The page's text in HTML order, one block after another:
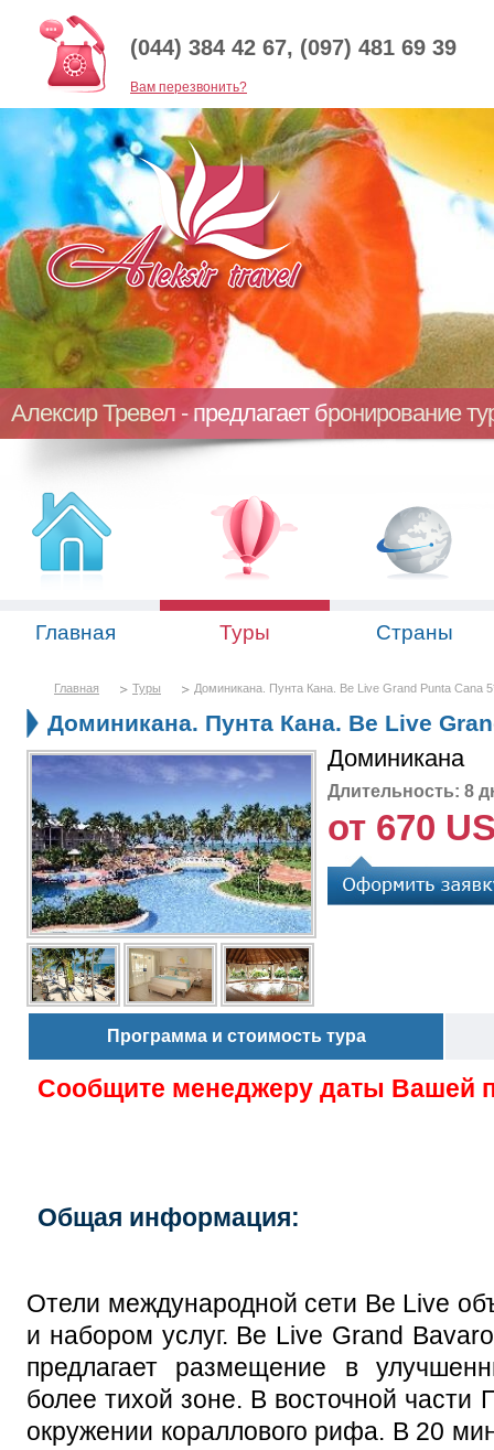
(044) 384 42 67, (097) 481 69 39
Baм перезвонить?
Алексир Тревел - предлагает бронирование
Главная Туры Страны
Главная Туры Доминикана. Пунта Кана. Be Live Grand Punta Cana
Доминикана. Пунта Кана. Be Live
Доминикана
Длительность: 8
от 670
Программа и стоимость тура
Сообщите менеджеру даты Вашей
Общая информация:
Отели международной сети Be Live
и набором услуг. Be Live Grand
предлагает размещение в
более тихой зоне. В восточной части
окружении кораллового рифа. В 20